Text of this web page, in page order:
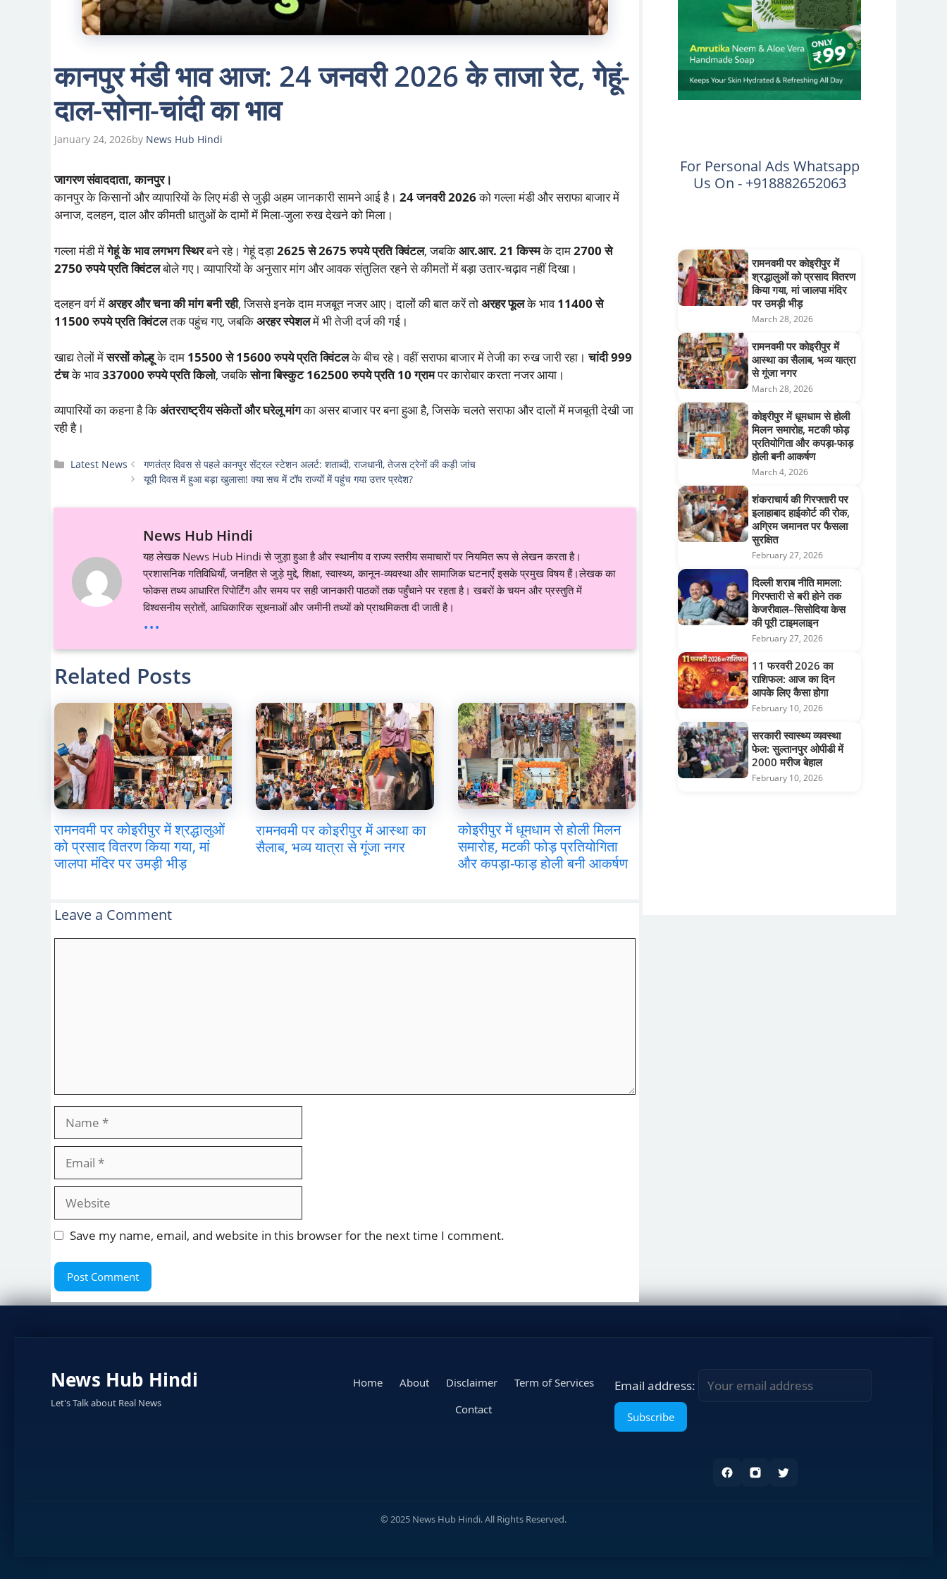
कानपुर मंडी भाव आज: 24 जनवरी 2026 के ताजा रेट, गेहूं-
दाल-सोना-चांदी का भाव
January 24, 2026by News Hub Hindi
जागरण संवाददाता, कानपुर।
कानपुर के किसानों और व्यापारियों के लिए मंडी से जुड़ी अहम जानकारी सामने आई है। 24 जनवरी 2026को गल्ला मंडी और सराफा बाजार में
अनाज, दलहन, दाल और कीमती धातुओं के दामों में मिला-जुला रुख देखने को मिला।
गल्ला मंडी मेंगेहूं के भाव लगभग स्थिरबने रहे। गेहूं दड़ा2625 से 2675 रुपये प्रति क्विंटल, जबकिआर.आर. 21 किस्मके दाम2700 से
2750 रुपये प्रति क्विंटलबोले गए। व्यापारियों के अनुसार मांग और आवक संतुलित रहने से कीमतों में बड़ा उतार-चढ़ाव नहीं दिखा।
दलहन वर्ग मेंअरहर और चना की मांग बनी रही, जिससे इनके दाम मजबूत नजर आए। दालों की बात करें तोअरहर फूलके भाव11400 से
11500 रुपये प्रति क्विंटलतक पहुंच गए, जबकिअरहर स्पेशलमें भी तेजी दर्ज की गई।
खाद्य तेलों मेंसरसों कोल्हूके दाम 15500 से 15600 रुपये प्रति क्विंटलके बीच रहे। वहीं सराफा बाजार में तेजी का रुख जारी रहा।चांदी 999
टंचके भाव337000 रुपये प्रति किलो, जबकिसोना बिस्कुट 162500 रुपये प्रति 10 ग्रामपर कारोबार करता नजर आया।
व्यापारियों का कहना है किअंतरराष्ट्रीय संकेतों और घरेलू मांगका असर बाजार पर बना हुआ है, जिसके चलते सराफा और दालों में मजबूती देखी जा
रही है।
Categories
Latest News
गणतंत्र दिवस से पहले कानपुर सेंट्रल स्टेशन अलर्ट: शताब्दी, राजधानी, तेजस ट्रेनों की कड़ी जांच
यूपी दिवस में हुआ बड़ा खुलासा! क्या सच में टॉप राज्यों में पहुंच गया उत्तर प्रदेश?
News Hub Hindi
यह लेखक News Hub Hindi से जुड़ा हुआ है और स्थानीय व राज्य स्तरीय समाचारों पर नियमित रूप से लेखन करता है।
प्रशासनिक गतिविधियाँ, जनहित से जुड़े मुद्दे, शिक्षा, स्वास्थ्य, कानून-व्यवस्था और सामाजिक घटनाएँ इसके प्रमुख विषय हैं।लेखक का
फोकस तथ्य आधारित रिपोर्टिंग और समय पर सही जानकारी पाठकों तक पहुँचाने पर रहता है। खबरों के चयन और प्रस्तुति में
विश्वसनीय स्रोतों, आधिकारिक सूचनाओं और जमीनी तथ्यों को प्राथमिकता दी जाती है।
...
Related Posts
रामनवमी पर कोइरीपुर में श्रद्धालुओं
को प्रसाद वितरण किया गया, मां
जालपा मंदिर पर उमड़ी भीड़
रामनवमी पर कोइरीपुर में आस्था का
सैलाब, भव्य यात्रा से गूंजा नगर
कोइरीपुर में धूमधाम से होली मिलन
समारोह, मटकी फोड़ प्रतियोगिता
और कपड़ा-फाड़ होली बनी आकर्षण
Leave a Comment
Website
Save my name, email, and website in this browser for the next time I comment.
For Personal Ads Whatsapp
Us On - +918882652063
रामनवमी पर कोइरीपुर में
श्रद्धालुओं को प्रसाद वितरण
किया गया, मां जालपा मंदिर
पर उमड़ी भीड़
March 28, 2026
रामनवमी पर कोइरीपुर में
आस्था का सैलाब, भव्य यात्रा
से गूंजा नगर
March 28, 2026
कोइरीपुर में धूमधाम से होली
मिलन समारोह, मटकी फोड़
प्रतियोगिता और कपड़ा-फाड़
होली बनी आकर्षण
March 4, 2026
शंकराचार्य की गिरफ्तारी पर
इलाहाबाद हाईकोर्ट की रोक,
अग्रिम जमानत पर फैसला
सुरक्षित
February 27, 2026
दिल्ली शराब नीति मामला:
गिरफ्तारी से बरी होने तक
केजरीवाल–सिसोदिया केस
की पूरी टाइमलाइन
February 27, 2026
11 फरवरी 2026 का
राशिफल: आज का दिन
आपके लिए कैसा होगा
February 10, 2026
सरकारी स्वास्थ्य व्यवस्था
फेल: सुल्तानपुर ओपीडी में
2000 मरीज बेहाल
February 10, 2026
News Hub Hindi
Let's Talk about Real News
Home About Disclaimer
Term of Services
Contact
Email address:
© 2025 News Hub Hindi. All Rights Reserved.